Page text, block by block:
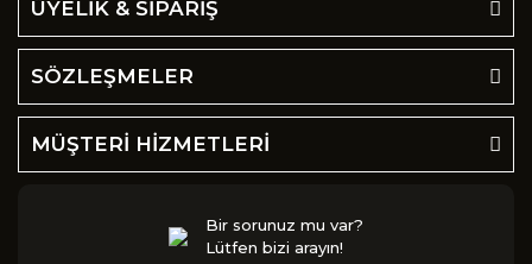
ÜYELİK & SİPARİŞ
SÖZLEŞMELER
MÜŞTERİ HİZMETLERİ
Bir sorunuz mu var?
Lütfen bizi arayın!